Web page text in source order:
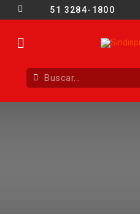
51 3284-1800